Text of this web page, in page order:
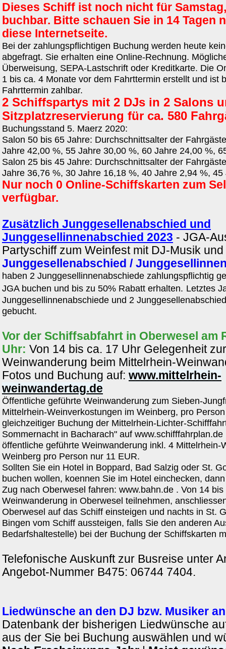
Dieses Schiff ist noch nicht für
buchbar. Bitte schauen Sie in 14 Tagen
diese Internetseite.
Bei der zahlungspflichtigen Buchung werden heute
abgefragt. Sie erhalten eine Online-Rechnung.
Überweisung, SEPA-Lastschrift oder Kreditkarte. Die
1 bis ca. 4 Monate vor dem Fahrttermin erstellt und ist
Fahrttermin zahlbar.
2 Schiffspartys mit 2 DJs in 2 Salons
Sitzplatzreservierung für ca. 580
Buchungsstand 5. Maerz 2020:
Salon 50 bis 65 Jahre: Durchschnittsalter der
Jahre 42,00 %, 55 Jahre 30,00 %, 60 Jahre 24,00 %,
Salon 25 bis 45 Jahre: Durchschnittsalter der
Jahre 36,76 %, 30 Jahre 16,18 %, 40 Jahre 2,94 %,
Nur noch 0 Online-Schiffskarten zum
verfügbar.
Zusätzlich Junggesellenabschied und
Junggesellinnenabschied 2023 - JGA-
Partyschiff zum Weinfest mit DJ-Musik
Junggesellenabschied /
haben 2 Junggesellinnenabschiede zahlungspflichtig
JGA buchen und bis zu 50% Rabatt erhalten. Letztes
Junggesellinnenabschiede und 2
gebucht.
Vor der Schiffsabfahrt in Oberwesel am
Uhr: Von 14 bis ca. 17 Uhr Gelegenheit
Weinwanderung beim Mittelrhein-
Fotos und Buchung auf: www.mittelrhein-
weinwandertag.de
Öffentliche geführte Weinwanderung zum Sieben-
Mittelrhein-Weinverkostungen im Weinberg, pro
gleichzeitiger Buchung der Mittelrhein-Lichter-
Sommernacht in Bacharach" auf
öffentliche geführte Weinwanderung inkl. 4 Mittelrhein-
Weinberg pro Person nur 11 EUR.
Sollten Sie ein Hotel in Boppard, Bad Salzig oder St.
buchen wollen, koennen Sie im Hotel einchecken,
Zug nach Oberwesel fahren: www.bahn.de . Von 14
Weinwanderung in Oberwesel teilnehmen,
Oberwesel auf das Schiff einsteigen und nachts in St.
Bingen vom Schiff aussteigen, falls Sie den anderen
Bedarfshaltestelle) bei der Buchung der Schiffskarten
Telefonische Auskunft zur Busreise unter
Angebot-Nummer B475: 06744 7404.
Liedwünsche an den DJ bzw. Musiker
Datenbank der bisherigen Liedwünsche
aus der Sie bei Buchung auswählen und